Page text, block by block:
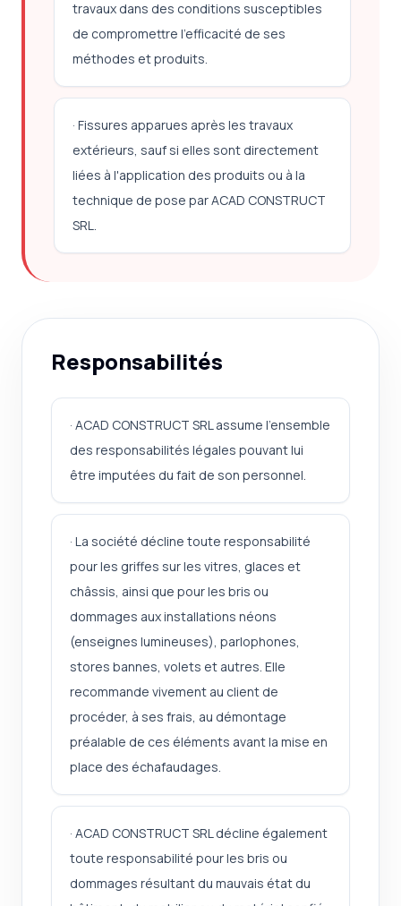
travaux dans des conditions susceptibles
de compromettre l'efficacité de ses
méthodes et produits.
· Fissures apparues après les travaux
extérieurs, sauf si elles sont directement
liées à l'application des produits ou à la
technique de pose par ACAD CONSTRUCT
SRL.
Responsabilités
· ACAD CONSTRUCT SRL assume l'ensemble
des responsabilités légales pouvant lui
être imputées du fait de son personnel.
· La société décline toute responsabilité
pour les griffes sur les vitres, glaces et
châssis, ainsi que pour les bris ou
dommages aux installations néons
(enseignes lumineuses), parlophones,
stores bannes, volets et autres. Elle
recommande vivement au client de
procéder, à ses frais, au démontage
préalable de ces éléments avant la mise en
place des échafaudages.
· ACAD CONSTRUCT SRL décline également
toute responsabilité pour les bris ou
dommages résultant du mauvais état du